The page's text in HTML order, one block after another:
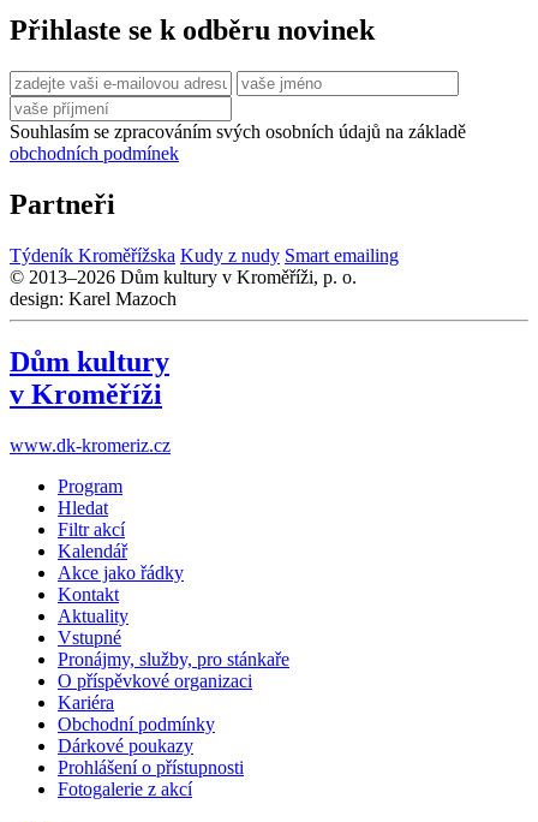
Přihlaste se k odběru novinek
Souhlasím se zpracováním svých osobních údajů na základě
obchodních podmínek
Partneři
Týdeník Kroměřížska Kudy z nudy Smart emailing
© 2013–2026 Dům kultury v Kroměříži, p. o.
design: Karel Mazoch
Dům kultury
v Kroměříži
www.dk-kromeriz.cz
Program
Hledat
Filtr akcí
Kalendář
Akce jako řádky
Kontakt
Aktuality
Vstupné
Pronájmy, služby, pro stánkaře
O příspěvkové organizaci
Kariéra
Obchodní podmínky
Dárkové poukazy
Prohlášení o přístupnosti
Fotogalerie z akcí